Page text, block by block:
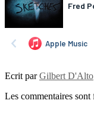
Ecrit parGilbert D'Alto
Les commentaires sont